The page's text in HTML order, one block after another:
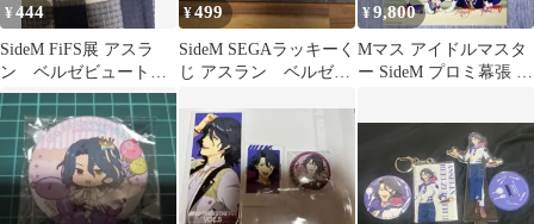
¥444
SideM FiFS展 アスラ
ン゠ベルゼビュートⅡ
世 フォトカード
¥499
SideM SEGAラッキーく
じ アスラン゠ベルゼビ
¥9,800
Mマス アイドルマスタ
ー SideM プロミ幕張 ポ